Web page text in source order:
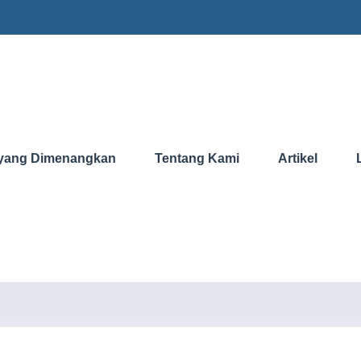
Dimenangkan Tentang Kami Artikel